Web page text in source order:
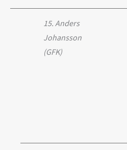
15. Anders
Johansson
(GFK)